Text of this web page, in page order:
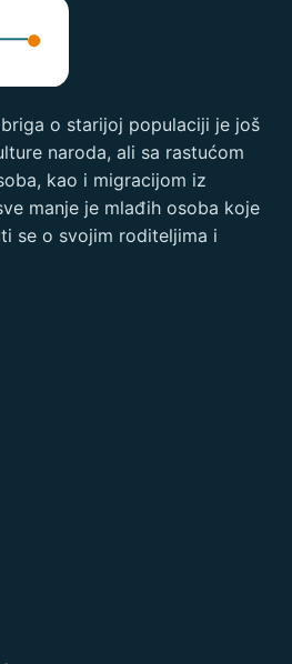
o starijoj populaciji je još
naroda, ali sa rastućom
kao i migracijom iz
manje je mlađih osoba koje
se o svojim roditeljima i